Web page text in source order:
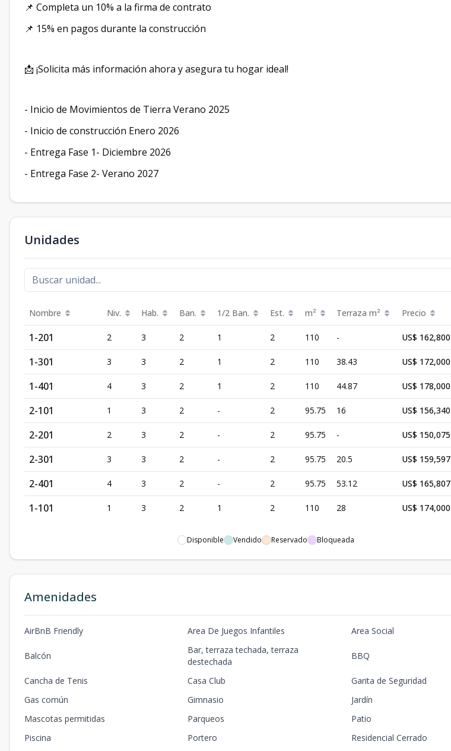
📌 Completa un 10% a la firma de contrato
📌 15% en pagos durante la construcción
📩 ¡Solicita más información ahora y asegura tu hogar ideal!
- Inicio de Movimientos de Tierra Verano 2025
- Inicio de construcción Enero 2026
- Entrega Fase 1- Diciembre 2026
- Entrega Fase 2- Verano 2027
Unidades
Nombre Niv. Hab. Ban. 1/2 Ban. Est. m² Terraza m² Precio
1-201 2 3 2 1 2 110 - US$ 162,800
1-301 3 3 2 1 2 110 38.43 US$ 172,000
1-401 4 3 2 1 2 110 44.87 US$ 178,000
2-101 1 3 2 - 2 95.75 16 US$ 156,340
2-201 2 3 2 - 2 95.75 - US$ 150,075
2-301 3 3 2 - 2 95.75 20.5 US$ 159,597
2-401 4 3 2 - 2 95.75 53.12 US$ 165,807
1-101 1 3 2 1 2 110 28 US$ 174,000
Disponible Vendido Reservado Bloqueada
Amenidades
AirBnB Friendly Area De Juegos Infantiles Area Social
Balcón
Bar, terraza techada, terraza
destechada
BBQ
Cancha de Tenis Casa Club
Garita de Seguridad
Gas común
Gimnasio
Jardín
Mascotas permitidas
Parqueos
Patio
Piscina
Portero Residencial Cerrado